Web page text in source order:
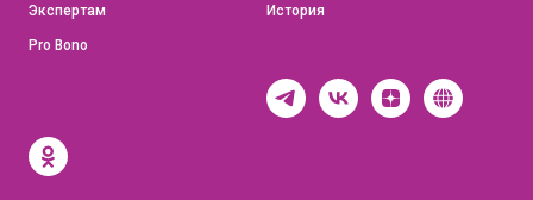
Экспертам
Pro Bono
История